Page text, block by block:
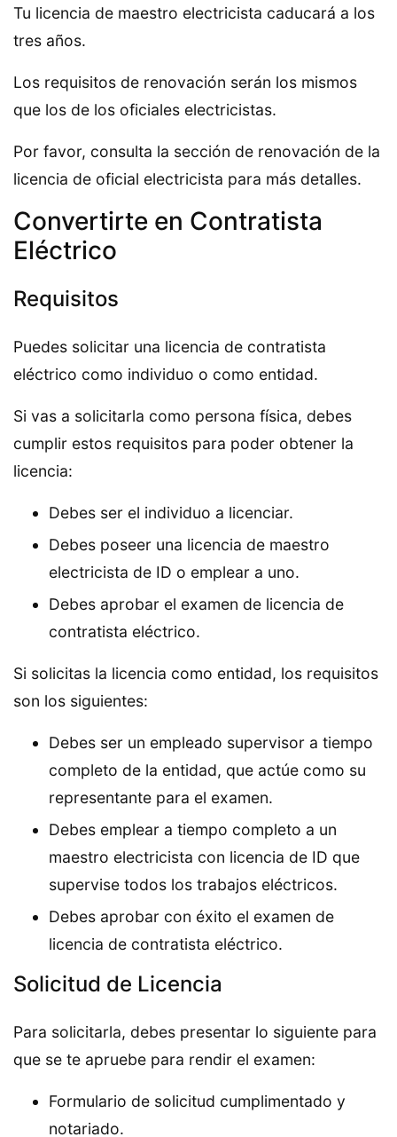
Tu licencia de maestro electricista caducará a los
tres años.
Los requisitos de renovación serán los mismos
que los de los oficiales electricistas.
Por favor, consulta la sección de renovación de la
licencia de oficial electricista para más detalles.
Convertirte en Contratista
Eléctrico
Requisitos
Puedes solicitar una licencia de contratista
eléctrico como individuo o como entidad.
Si vas a solicitarla como persona física, debes
cumplir estos requisitos para poder obtener la
licencia:
Debes ser el individuo a licenciar.
Debes poseer una licencia de maestro
electricista de ID o emplear a uno.
Debes aprobar el examen de licencia de
contratista eléctrico.
Si solicitas la licencia como entidad, los requisitos
son los siguientes:
Debes ser un empleado supervisor a tiempo
completo de la entidad, que actúe como su
representante para el examen.
Debes emplear a tiempo completo a un
maestro electricista con licencia de ID que
supervise todos los trabajos eléctricos.
Debes aprobar con éxito el examen de
licencia de contratista eléctrico.
Solicitud de Licencia
Para solicitarla, debes presentar lo siguiente para
que se te apruebe para rendir el examen:
Formulario de solicitud cumplimentado y
notariado.